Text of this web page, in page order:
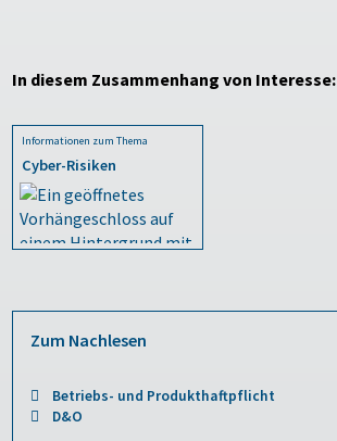
In diesem Zusammenhang von Interesse:
Informationen zum Thema
Cyber-Risiken
Zum Nachlesen
Betriebs- und Produkthaftpflicht
D&O